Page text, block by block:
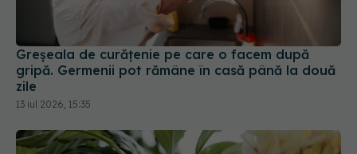
Greșeala de curățenie pe care o facem după
gripă. Germenii pot rămâne în casă până la două
zile
13 iul 2026, 15:35